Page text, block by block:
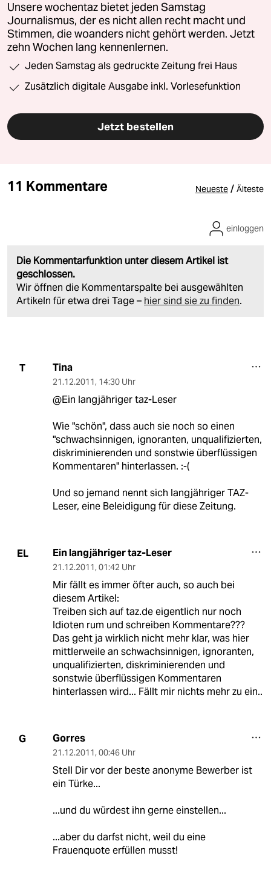
Unsere wochentaz bietet jeden Samstag
Journalismus, der es nicht allen recht macht und
Stimmen, die woanders nicht gehört werden. Jetzt
zehn Wochen lang kennenlernen.
Jeden Samstag als gedruckte Zeitung frei Haus
Zusätzlich digitale Ausgabe inkl. Vorlesefunktion
Jetzt bestellen
11 Kommentare Neueste / Älteste
Die Kommentarfunktion unter diesem Artikel ist
geschlossen.
Wir öffnen die Kommentarspalte bei ausgewählten
Artikeln für etwa drei Tage – hier sind sie zu finden.
einloggen
T Tina
21.12.2011, 14:30 Uhr
@Ein langjähriger taz-Leser
Wie "schön", dass auch sie noch so einen
"schwachsinnigen, ignoranten, unqualifizierten,
diskriminierenden und sonstwie überflüssigen
Kommentaren" hinterlassen. :-(
Und so jemand nennt sich langjähriger TAZ-
Leser, eine Beleidigung für diese Zeitung.
EL Ein langjähriger taz-Leser
21.12.2011, 01:42 Uhr
Mir fällt es immer öfter auch, so auch bei
diesem Artikel:
Treiben sich auf taz.de eigentlich nur noch
Idioten rum und schreiben Kommentare???
Das geht ja wirklich nicht mehr klar, was hier
mittlerweile an schwachsinnigen, ignoranten,
unqualifizierten, diskriminierenden und
sonstwie überflüssigen Kommentaren
hinterlassen wird... Fällt mir nichts mehr zu ein..
G Gorres
21.12.2011, 00:46 Uhr
Stell Dir vor der beste anonyme Bewerber ist
ein Türke...
...und du würdest ihn gerne einstellen...
...aber du darfst nicht, weil du eine
Frauenquote erfüllen musst!